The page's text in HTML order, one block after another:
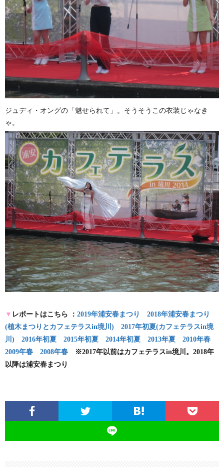
ジュディ・オングの「魅せられて」。そうそうこの衣装じゃなき
ゃ。
▼ レポートはこちら ： 2019年浦安春まつり
2018年浦安春まつり
(植木まつりとカフェテラスin境川)
2017年初夏(カフェテラスin境
川)
2016年初夏 2015年初夏 2014年初夏 2013年夏
2010年春
2009年春
2008年春 ※2017年以前はカフェテラスin境川。2018年
以降は浦安春まつり